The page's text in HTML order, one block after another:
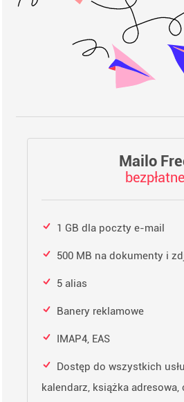
Mailo
bezpłatne
1 GB dla poczty e-mail
500 MB na dokumenty i
5 alias
Banery reklamowe
IMAP4, EAS
Dostęp do wszystkich
kalendarz, książka adresowa,